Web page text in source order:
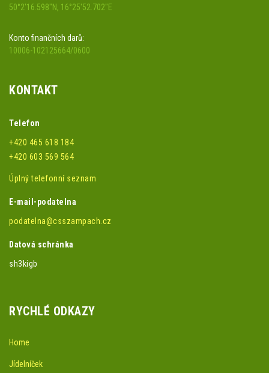
50°2'16.598"N, 16°25'52.702"E
Konto finančních darů:
10006-102125664/0600
KONTAKT
Telefon
+420 465 618 184
+420 603 569 564
Úplný telefonní seznam
E-mail-podatelna
podatelna@csszampach.cz
Datová schránka
sh3kigb
RYCHLÉ ODKAZY
Home
Jídelníček